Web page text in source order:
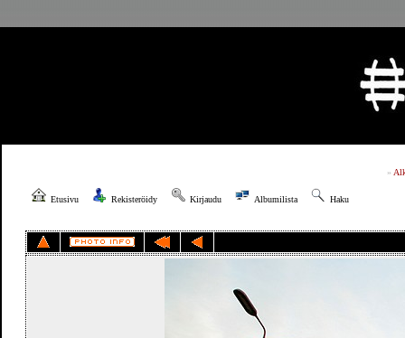
»
Etusivu Rekisteröidy Kirjaudu Albumilista Haku